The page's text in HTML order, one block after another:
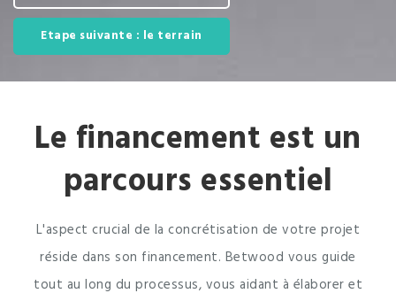
Etape suivante : le terrain
Le financement est un
parcours essentiel
L'aspect crucial de la concrétisation de votre projet
réside dans son financement. Betwood vous guide
tout au long du processus, vous aidant à élaborer et